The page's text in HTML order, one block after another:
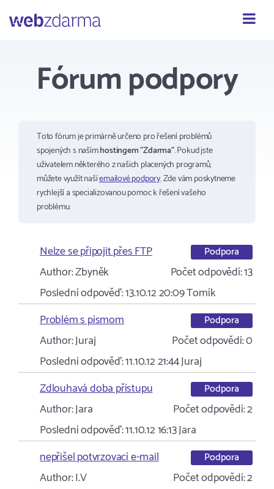
Fórum podpory
Toto fórum je primárně určeno pro řešení problémů
spojených s našímhostingem "Zdarma". Pokud jste
uživatelem některého z našich placených programů,
můžete využít našíemailové podpory. Zde vám poskytneme
rychlejší a specializovanou pomoc k řešení vašeho
problému.
Nelze se připojit přes FTP Podpora
Author:Zbyněk Počet odpovědí:13
Poslední odpověď:13.10.12 20:09Tomík
Problém s písmom
Podpora
Author:Juraj Počet odpovědí:0
Poslední odpověď:11.10.12 21:44Juraj
Zdlouhavá doba přístupu
Podpora
Author:Jara Počet odpovědí:2
Poslední odpověď:11.10.12 16:13Jara
nepřišel potvrzovací e-mail
Podpora
Author:I.V Počet odpovědí:2